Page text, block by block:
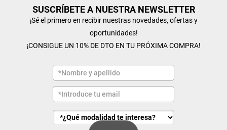
SUSCRÍBETE A NUESTRA NEWSLETTER
¡Sé el primero en recibir nuestras novedades, ofertas y
oportunidades!
¡CONSIGUE UN 10% DE DTO EN TU PRÓXIMA COMPRA!